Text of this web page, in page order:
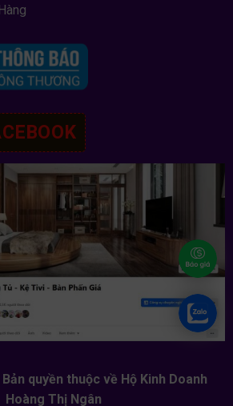
Bản quyền thuộc về Hộ Kinh Doanh
Hoàng Thị Ngân